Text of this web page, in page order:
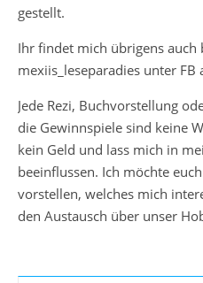
gestellt.
Ihr findet mich übrigens auch
mexiis_leseparadies unter FB
Jede Rezi, Buchvorstellung
die Gewinnspiele sind keine
kein Geld und lass mich in
beeinflussen. Ich möchte
vorstellen, welches mich
den Austausch über unser